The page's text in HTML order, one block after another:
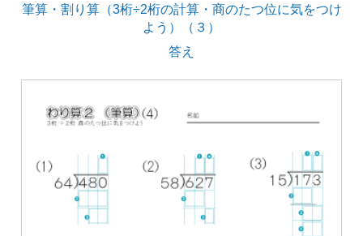
筆算・割り算（3桁÷2桁の計算・商のたつ位に気をつけ
よう）（３）
答え